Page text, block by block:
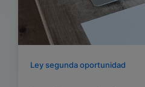
Ley segunda oportunidad